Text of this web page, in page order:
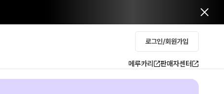
로그인/회원가입
메루카리 판매자센터